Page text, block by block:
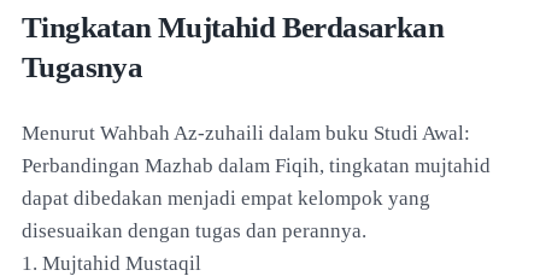
Tingkatan Mujtahid Berdasarkan
Tugasnya
Menurut Wahbah Az-zuhaili dalam buku Studi Awal:
Perbandingan Mazhab dalam Fiqih, tingkatan mujtahid
dapat dibedakan menjadi empat kelompok yang
disesuaikan dengan tugas dan perannya.
1. Mujtahid Mustaqil